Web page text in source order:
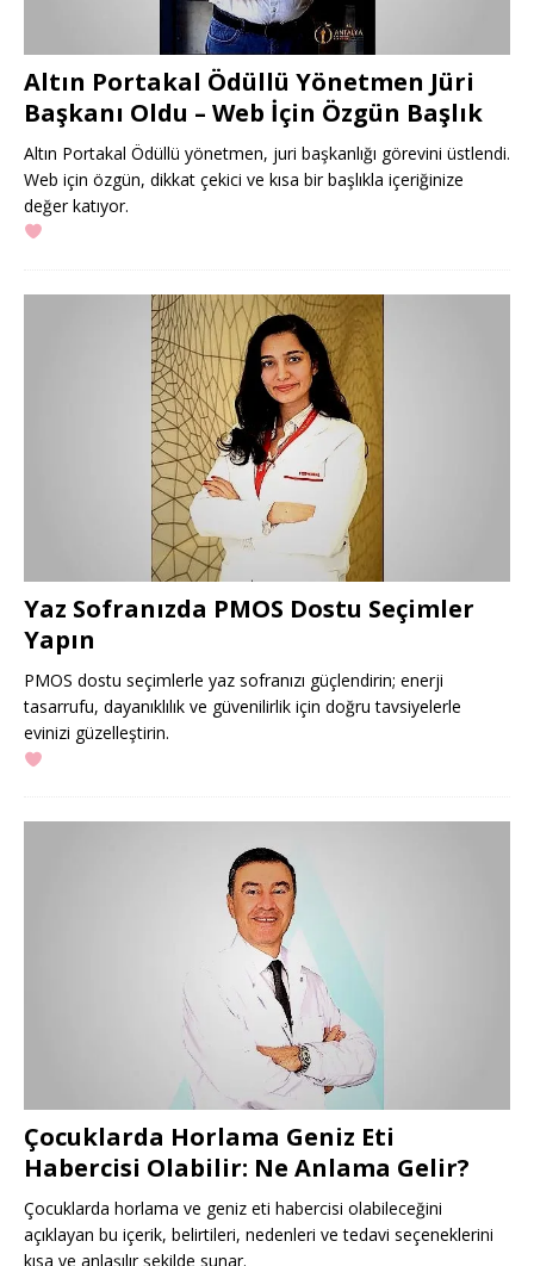
Altın Portakal Ödüllü Yönetmen Jüri
Başkanı Oldu – Web İçin Özgün Başlık
Altın Portakal Ödüllü yönetmen, juri başkanlığı görevini üstlendi.
Web için özgün, dikkat çekici ve kısa bir başlıkla içeriğinize
değer katıyor.
Yaz Sofranızda PMOS Dostu Seçimler
Yapın
PMOS dostu seçimlerle yaz sofranızı güçlendirin; enerji
tasarrufu, dayanıklılık ve güvenilirlik için doğru tavsiyelerle
evinizi güzelleştirin.
Çocuklarda Horlama Geniz Eti
Habercisi Olabilir: Ne Anlama Gelir?
Çocuklarda horlama ve geniz eti habercisi olabileceğini
açıklayan bu içerik, belirtileri, nedenleri ve tedavi seçeneklerini
kısa ve anlaşılır şekilde sunar.